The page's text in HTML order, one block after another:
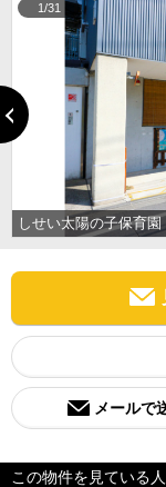
しせい太陽の子保育園
1/31
メールで
この物件を見ている